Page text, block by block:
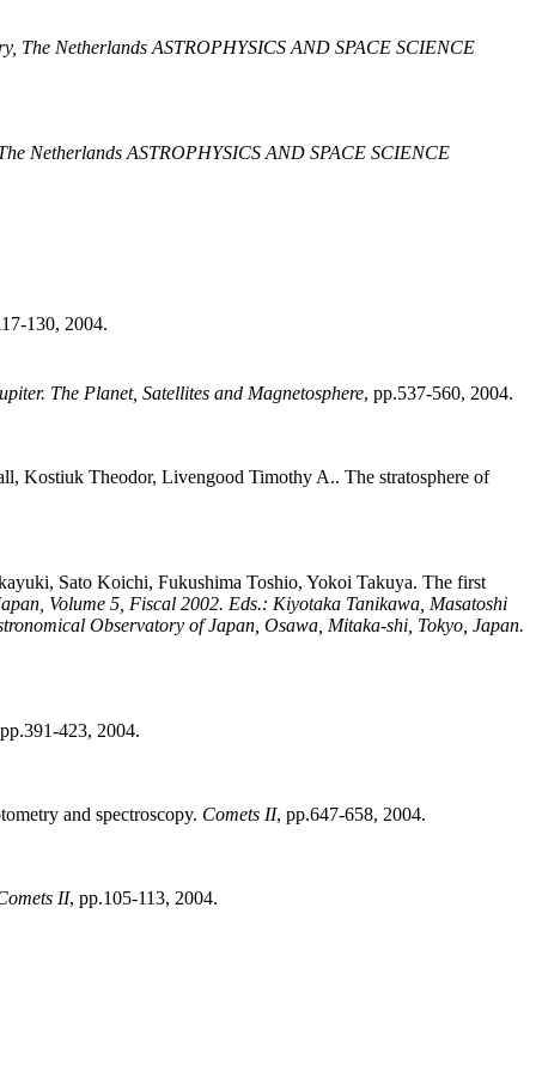
The Netherlands ASTROPHYSICS AND SPACE SCIENCE
Netherlands ASTROPHYSICS AND SPACE SCIENCE
130, 2004.
The Planet, Satellites and Magnetosphere, pp.537-560, 2004.
, Kostiuk Theodor, Livengood Timothy A.. The stratosphere of
, Sato Koichi, Fukushima Toshio, Yokoi Takuya. The first
Volume 5, Fiscal 2002. Eds.: Kiyotaka Tanikawa, Masatoshi
Observatory of Japan, Osawa, Mitaka-shi, Tokyo, Japan.
423, 2004.
and spectroscopy. Comets II, pp.647-658, 2004.
II, pp.105-113, 2004.